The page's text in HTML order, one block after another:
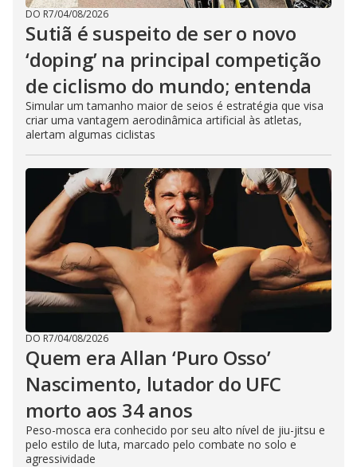
DO R7/04/08/2026
Sutiã é suspeito de ser o novo
‘doping’ na principal competição
de ciclismo do mundo; entenda
Simular um tamanho maior de seios é estratégia que visa
criar uma vantagem aerodinâmica artificial às atletas,
alertam algumas ciclistas
DO R7/04/08/2026
Quem era Allan ‘Puro Osso’
Nascimento, lutador do UFC
morto aos 34 anos
Peso-mosca era conhecido por seu alto nível de jiu-jitsu e
pelo estilo de luta, marcado pelo combate no solo e
agressividade